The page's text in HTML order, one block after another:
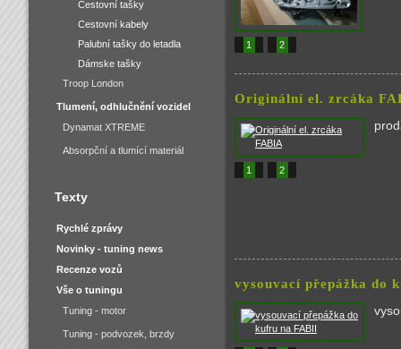
1 2
Originální el. zrcáka
1 2
vysouvací přepážka do
Cestovní tašky
Cestovní kabely
Palubní tašky do letadla
Dámske tašky
Troop London
Tlumení, odhlučnění vozidel
Dynamat XTREME
Absorpční a tlumící materiál
Texty
Rychlé zprávy
Novinky - tuning news
Recenze vozů
Vše o tuningu
Tuning - motor
Tuning - podvozek, brzdy